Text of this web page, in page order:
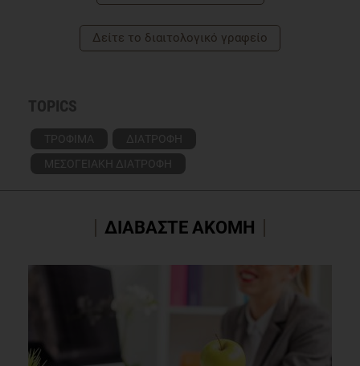
Δείτε το διαιτολογικό γραφείο
TOPICS
ΤΡΟΦΙΜΑ
ΔΙΑΤΡΟΦΗ
ΜΕΣΟΓΕΙΑΚΗ ΔΙΑΤΡΟΦΗ
ΔΙΑΒΑΣΤΕ ΑΚΟΜΗ